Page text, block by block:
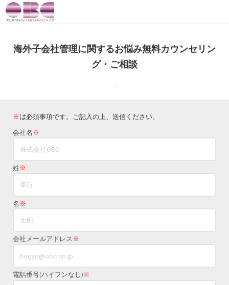
海外子会社管理に関するお悩み無料カウンセリン
グ・ご相談
※ は必須事項です。ご記入の上、送信ください。
会社名 ※
姓 ※
名 ※
会社メールアドレス ※
電話番号(ハイフンなし)※